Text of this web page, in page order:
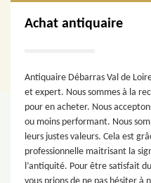
Achat antiquaire
Antiquaire Débarras Val de
et expert. Nous sommes à la
pour en acheter. Nous
ou moins performant. Nous
leurs justes valeurs. Cela est
professionnelle maitrisant la
l’antiquité. Pour être satisfait